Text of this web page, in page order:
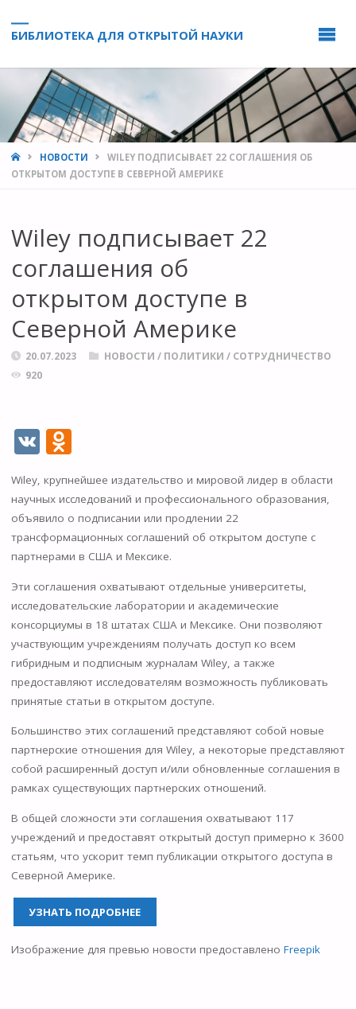
БИБЛИОТЕКА ДЛЯ ОТКРЫТОЙ НАУКИ
HOMEНОВОСТИ
WILEY ПОДПИСЫВАЕТ 22 СОГЛАШЕНИЯ ОБ
ОТКРЫТОМ ДОСТУПЕ В СЕВЕРНОЙ АМЕРИКЕ
Wiley подписывает 22
соглашения об
открытом доступе в
Северной Америке
20.07.2023 НОВОСТИ / ПОЛИТИКИ / СОТРУДНИЧЕСТВО
920
V O
d
n
o
kl
as
s
ni
ki
Wiley, крупнейшее издательство и мировой лидер в области
научных исследований и профессионального образования,
объявило о подписании или продлении 22
трансформационных соглашений об открытом доступе с
партнерами в США и Мексике.
Эти соглашения охватывают отдельные университеты,
исследовательские лаборатории и академические
консорциумы в 18 штатах США и Мексике. Они позволяют
участвующим учреждениям получать доступ ко всем
гибридным и подписным журналам Wiley, а также
предоставляют исследователям возможность публиковать
принятые статьи в открытом доступе.
Большинство этих соглашений представляют собой новые
партнерские отношения для Wiley, а некоторые представляют
собой расширенный доступ и/или обновленные соглашения в
рамках существующих партнерских отношений.
В общей сложности эти соглашения охватывают 117
учреждений и предоставят открытый доступ примерно к 3600
статьям, что ускорит темп публикации открытого доступа в
Северной Америке.
УЗНАТЬ ПОДРОБНЕЕ
Изображение для превью новости предоставлено Freepik